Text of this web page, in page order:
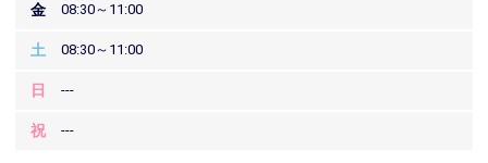
金 08:30～11:00
土 08:30～11:00
日 ---
祝 ---